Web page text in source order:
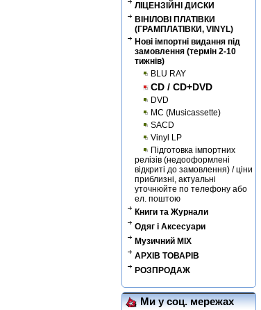
ЛІЦЕНЗІЙНІ ДИСКИ
ВІНІЛОВІ ПЛАТІВКИ
(ГРАМПЛАТІВКИ, VINYL)
Нові імпортні видання під
замовлення (термін 2-10
тижнів)
BLU RAY
CD / CD+DVD
DVD
MC (Musicassette)
SACD
Vinyl LP
Підготовка імпортних
релізів (недооформлені
відкриті до замовлення) / ціни
приблизні, актуальні
уточнюйте по телефону або
ел. поштою
Книги та Журнали
Одяг і Аксесуари
Музичний MIX
АРХІВ ТОВАРІВ
РОЗПРОДАЖ
Ми у соц. мережах